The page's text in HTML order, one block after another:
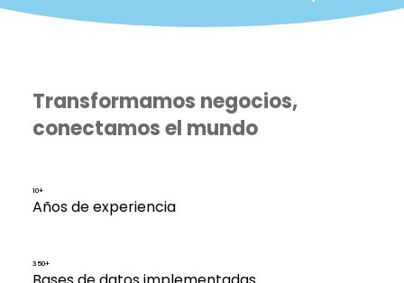
Transformamos negocios,
conectamos el mundo
10+
Años de experiencia
350+